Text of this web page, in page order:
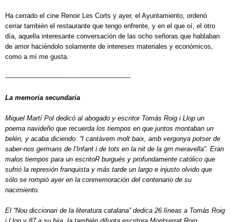
Ha cerrado el cine Renoir Les Corts y ayer, el Ayuntamiento, ordenó
cerrar también el restaurante que tengo enfrente, y en el que oí, el otro
día, aquella interesante conversación de las ocho señoras que hablaban
de amor haciéndolo solamente de intereses materiales y económicos,
como a mí me gusta.
-------------------------------------------------------------
La memoria secundaria
Miquel Martí Pol dedicó al abogado y escritor Tomás Roig i Llop un
poema navideño que recuerda los tiempos en que juntos montaban un
belén, y acaba diciendo: “I cantàvem molt baix, amb vergonya potser de
saber-nos germans de l’Infant i de tots en la nit de la grn meravella”. Eran
malos tiempos para un escritoR burgués y profundamente católico que
sufrió la represión franquista y más tarde un largo e injusto olvido que
sólo se rompió ayer en la conmemoración del centenario de su
nacimiento.
El “Nou diccionari de la literatura catalana” dedica 26 líneas a Tomás Roig